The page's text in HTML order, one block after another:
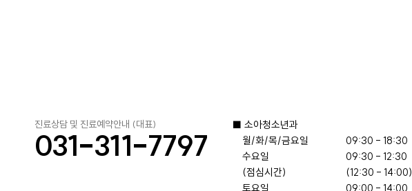
진료상담 및 진료예약안내 (대표)
031-311-7797
■ 소아청소년과
월/화/목/금요일
수요일
(점심시간)
토요일
09:30 - 18:30
09:30 - 12:30
(12:30 - 14:00)
09:00 - 14:00